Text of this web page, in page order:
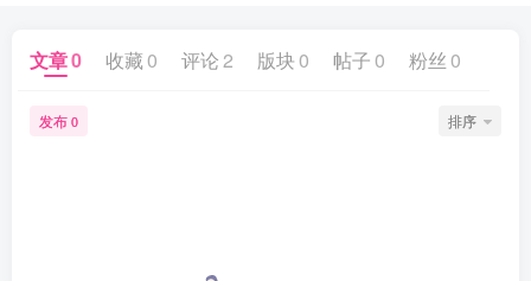
文章0 收藏 0 评论 2 版块 0 帖子 0 粉丝 0
发布 0 排序